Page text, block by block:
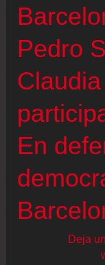
Feijóo
en
el
Congreso
en
pleno
juicio
del
‘caso
Pedro
En
Deja